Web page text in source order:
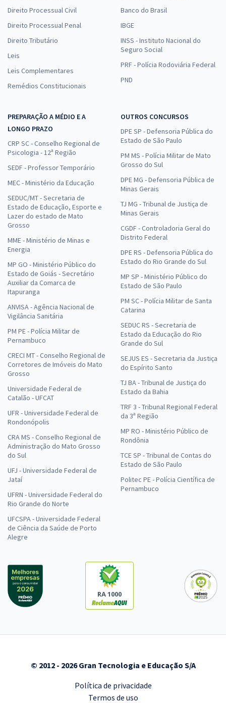
Direito Processual Civil
Direito Processual Penal
Direito Tributário
Leis
Leis Complementares
Remédios Constitucionais
Banco do Brasil
IBGE
INSS - Instituto Nacional do
Seguro Social
PRF - Polícia Rodoviária Federal
PND
PREPARAÇÃO A MÉDIO E A
LONGO PRAZO
CRP SC - Conselho Regional de
Psicologia - 12ª Região
SEDF - Professor Temporário
MEC - Ministério da Educação
SEDUC/MT - Secretaria de
Estado de Educação, Esporte e
Lazer do estado de Mato
Grosso
MME - Ministério de Minas e
Energia
MP GO - Ministério Público do
Estado de Goiás - Secretário
Auxiliar da Comarca de
Itapuranga
ANVISA - Agência Nacional de
Vigilância Sanitária
PM PE - Polícia Militar de
Pernambuco
CRECI MT - Conselho Regional de
Corretores de Imóveis do Mato
Grosso
Universidade Federal de
Catalão - UFCAT
UFR - Universidade Federal de
Rondonópolis
CRA MS - Conselho Regional de
Administração do Mato Grosso
do Sul
UFJ - Universidade Federal de
Jataí
UFRN - Universidade Federal do
Rio Grande do Norte
UFCSPA - Universidade Federal
de Ciência da Saúde de Porto
Alegre
OUTROS CONCURSOS
DPE SP - Defensoria Pública do
Estado de São Paulo
PM MS - Polícia Militar de Mato
Grosso do Sul
DPE MG - Defensoria Pública de
Minas Gerais
TJ MG - Tribunal de Justiça de
Minas Gerais
CGDF - Controladoria Geral do
Distrito Federal
DPE RS - Defensoria Pública do
Estado do Rio Grande do Sul
MP SP - Ministério Público do
Estado de São Paulo
PM SC - Polícia Militar de Santa
Catarina
SEDUC RS - Secretaria de
Estado da Educação do Rio
Grande do Sul
SEJUS ES - Secretaria da Justiça
do Espírito Santo
TJ BA - Tribunal de Justiça do
Estado da Bahia
TRF 3 - Tribunal Regional Federal
da 3ª Região
MP RO - Ministério Público de
Rondônia
TCE SP - Tribunal de Contas do
Estado de São Paulo
Politec PE - Polícia Científica de
Pernambuco
RA 1000
© 2012 - 2026 Gran Tecnologia e Educação S/A
Política de privacidade
Termos de uso